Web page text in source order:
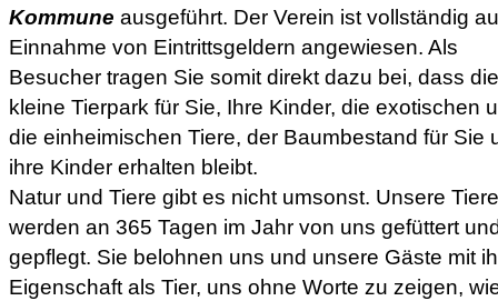
Kommune ausgeführt. Der Verein ist vollständig
Einnahme von Eintrittsgeldern angewiesen. Als
Besucher tragen Sie somit direkt dazu bei, dass
kleine Tierpark für Sie, Ihre Kinder, die exotischen
die einheimischen Tiere, der Baumbestand für Sie
ihre Kinder erhalten bleibt.
Natur und Tiere gibt es nicht umsonst. Unsere Tiere
werden an 365 Tagen im Jahr von uns gefüttert
gepflegt. Sie belohnen uns und unsere Gäste mit
Eigenschaft als Tier, uns ohne Worte zu zeigen,